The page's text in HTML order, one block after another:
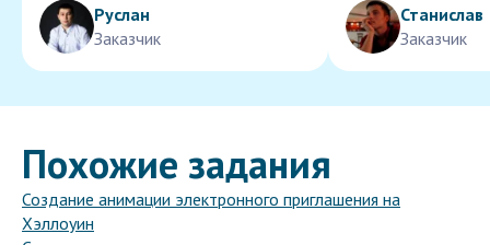
Руслан
Заказчик
Станислав
Заказчик
Похожие задания
Создание анимации электронного приглашения на
Хэллоуин